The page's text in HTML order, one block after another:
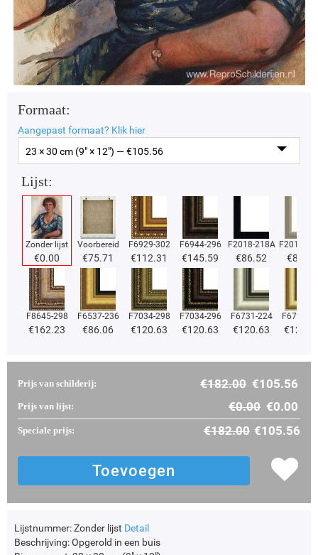
Formaat:
Aangepast formaat? Klik hier
23 × 30 cm (9" × 12") — €105.56
Lijst:
Zonder lijst
€0.00
Voorbereid
€75.71
F6929-302
€112.31
F6944-296
€145.59
F2018-218A
€86.52
F2018-
€86.52
F8645-298
€162.23
F6537-236
€86.06
F7034-298
€120.63
F7034-296
€120.63
F6731-224
€120.63
F6731-
€
Prijs van schilderij: €182.00 €105.56
Prijs van lijst: €0.00 €0.00
Speciale prijs: €182.00 €105.56
Lijstnummer:Zonder lijst Detail
Beschrijving:Opgerold in een buis